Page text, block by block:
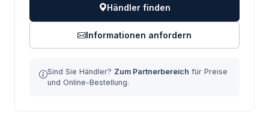
Händler finden
Informationen anfordern
Sind Sie Händler? Zum Partnerbereich für Preise
und Online-Bestellung.